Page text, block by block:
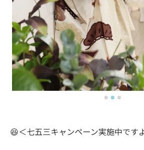
😆＜七五三キャンペーン実施中です